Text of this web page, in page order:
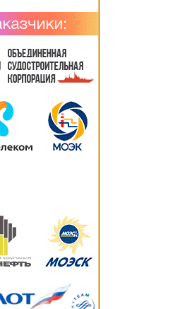
26 МВт (10
на